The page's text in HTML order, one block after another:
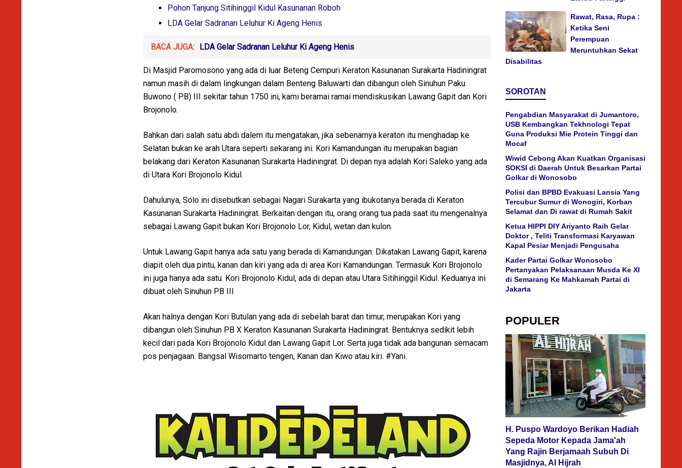
Pohon Tanjung Sitihinggil Kidul Kasunanan Roboh
LDA Gelar Sadranan Leluhur Ki Ageng Henis
BACA JUGA: LDA Gelar Sadranan Leluhur Ki Ageng Henis
Di Masjid Paromosono yang ada di luar Beteng Cempuri Keraton Kasunanan Surakarta Hadiningrat
namun masih di dalam lingkungan dalam Benteng Baluwarti dan dibangun oleh Sinuhun Paku
Buwono ( PB) III sekitar tahun 1750 ini, kami beramai ramai mendiskusikan Lawang Gapit dan Kori
Brojonolo.
Bahkan dari salah satu abdi dalem itu mengatakan, jika sebenarnya keraton itu menghadap ke
Selatan bukan ke arah Utara seperti sekarang ini. Kori Kamandungan itu merupakan bagian
belakang dari Keraton Kasunanan Surakarta Hadiningrat. Di depan nya adalah Kori Saleko yang ada
di Utara Kori Brojonolo Kidul.
Dahulunya, Solo ini disebutkan sebagai Nagari Surakarta yang ibukotanya berada di Keraton
Kasunanan Surakarta Hadiningrat. Berkaitan dengan itu, orang orang tua pada saat itu mengenalnya
sebagai Lawang Gapit bukan Kori Brojonolo Lor, Kidul, wetan dan kulon.
Untuk Lawang Gapit hanya ada satu yang berada di Kamandungan. Dikatakan Lawang Gapit, karena
diapit oleh dua pintu, kanan dan kiri yang ada di area Kori Kamandungan. Termasuk Kori Brojonolo
ini juga hanya ada satu. Kori Brojonolo Kidul, ada di depan atau Utara Sitihinggil Kidul. Keduanya ini
dibuat oleh Sinuhun PB III.
Akan halnya dengan Kori Butulan yang ada di sebelah barat dan timur, merupakan Kori yang
dibangun oleh Sinuhun PB X Keraton Kasunanan Surakarta Hadiningrat. Bentuknya sedikit lebih
kecil dari pada Kori Brojonolo Kidul dan Lawang Gapit Lor. Serta juga tidak ada bangunan semacam
pos penjagaan. Bangsal Wisomarto tengen, Kanan dan Kiwo atau kiri. #Yani.
Rawat, Rasa, Rupa :
Ketika Seni
Perempuan
Meruntuhkan Sekat
Disabilitas
SOROTAN
Pengabdian Masyarakat di Jumantoro,
USB Kembangkan Tekhnologi Tepat
Guna Produksi Mie Protein Tinggi dan
Mocaf
Wiwid Cebong Akan Kuatkan Organisasi
SOKSI di Daerah Untuk Besarkan Partai
Golkar di Wonosobo
Polisi dan BPBD Evakuasi Lansia Yang
Tercubur Sumur di Wonogiri, Korban
Selamat dan Di rawat di Rumah Sakit
Ketua HIPPI DIY Ariyanto Raih Gelar
Doktor , Teliti Transformasi Karyawan
Kapal Pesiar Menjadi Pengusaha
Kader Partai Golkar Wonosobo
Pertanyakan Pelaksanaan Musda Ke XI
di Semarang Ke Mahkamah Partai di
Jakarta
POPULER
H. Puspo Wardoyo Berikan Hadiah
Sepeda Motor Kepada Jama'ah
Yang Rajin Berjamaah Subuh Di
Masjidnya, Al Hijrah